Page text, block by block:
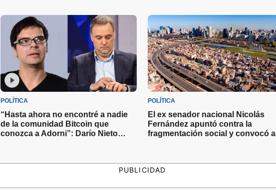
el Jefe de Gabinete
2027
POLÍTICA
“Hasta ahora no encontré a nadie
de la comunidad Bitcoin que
conozca a Adorni”: Darío Nieto
POLÍTICA
El ex senador nacional Nicolás
Fernández apuntó contra la
fragmentación social y convocó a
PUBLICIDAD